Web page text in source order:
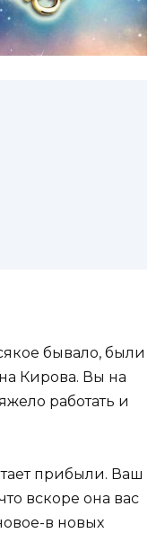
бывало, были
Кирова. Вы на
работать и
прибыли. Ваш
вскоре она вас
в новых